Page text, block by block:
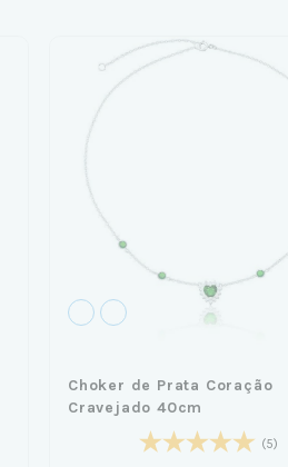
Choker de Prata Coração
Cravejado 40cm
(5)